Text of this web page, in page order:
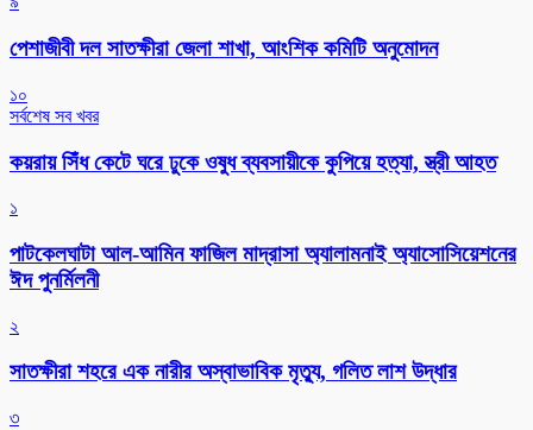
পেশাজীবী দল সাতক্ষীরা জেলা শাখা, আংশিক কমিটি অনুমোদন
১০
সর্বশেষ সব খবর
কয়রায় সিঁধ কেটে ঘরে ঢুকে ওষুধ ব্যবসায়ীকে কুপিয়ে হত্যা, স্ত্রী আহত
১
পাটকেলঘাটা আল-আমিন ফাজিল মাদ্রাসা অ্যালামনাই অ্যাসোসিয়েশনের
ঈদ পুনর্মিলনী
২
সাতক্ষীরা শহরে এক নারীর অস্বাভাবিক মৃত্যু, গলিত লাশ উদ্ধার
৩